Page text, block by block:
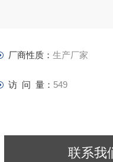
厂商性质： 生产厂家
访 问 量： 549
联系我